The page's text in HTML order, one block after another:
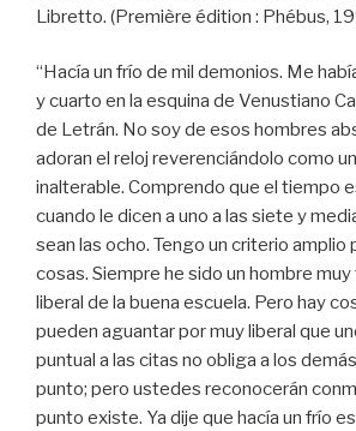
Libretto. (Première édition : Phébus,
“Hacía un frío de mil demonios. Me
y cuarto en la esquina de Venustiano
de Letrán. No soy de esos hombres
adoran el reloj reverenciándolo como
inalterable. Comprendo que el tiempo
cuando le dicen a uno a las siete y
sean las ocho. Tengo un criterio amplio
cosas. Siempre he sido un hombre
liberal de la buena escuela. Pero hay
pueden aguantar por muy liberal que
puntual a las citas no obliga a los
punto; pero ustedes reconocerán
punto existe. Ya dije que hacía un frío